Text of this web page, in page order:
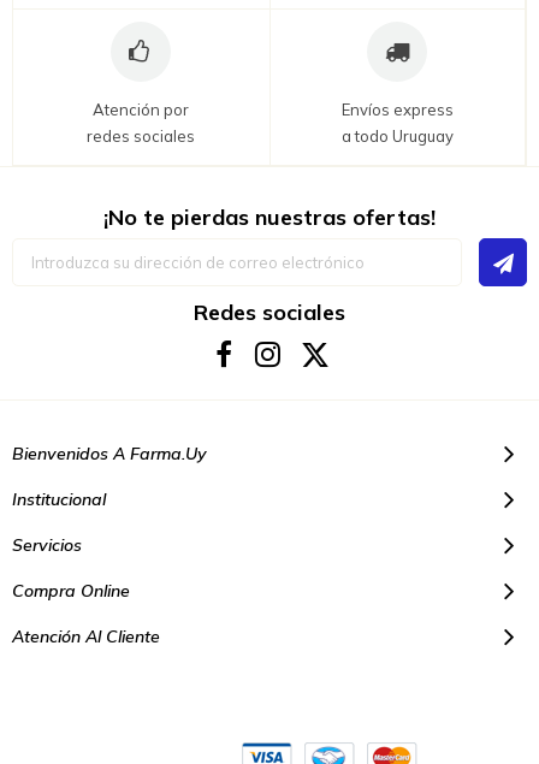
Atención por
redes sociales
Envíos express
a todo Uruguay
¡No te pierdas nuestras ofertas!
Redes sociales
Bienvenidos A Farma.uy
Institucional
Servicios
Compra Online
Atención Al Cliente